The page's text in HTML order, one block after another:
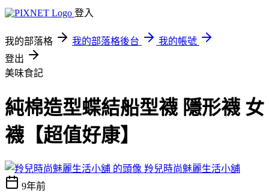
登入
我的部落格 我的部落格後台
我的帳號
登出
美味食記
純棉造型蝶結船型襪 隱形襪 女
襪【超值好康】
羚兒時尚魅麗生活小舖
9年前